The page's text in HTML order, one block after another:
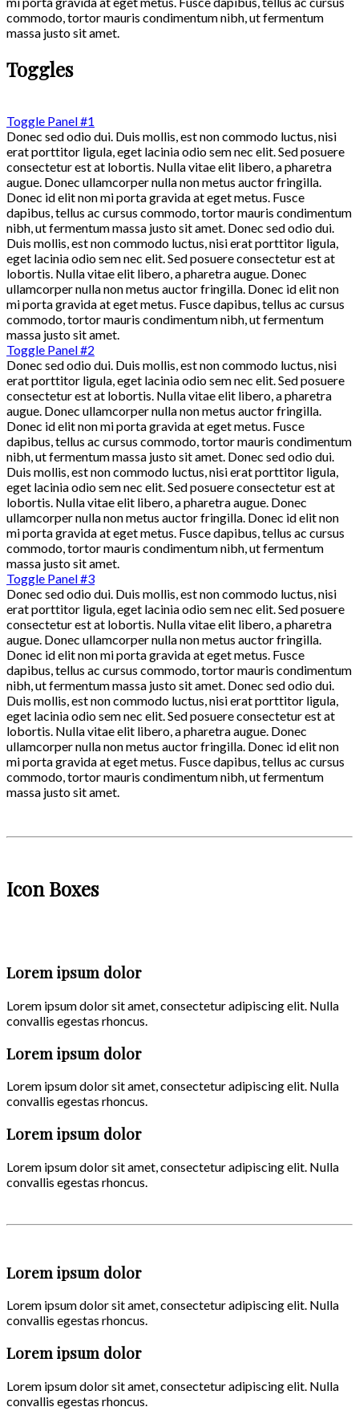
commodo, tortor mauris condimentum nibh, ut fermentum
massa justo sit amet.
Toggles
Toggle Panel #1
Donec sed odio dui. Duis mollis, est non commodo luctus, nisi
erat porttitor ligula, eget lacinia odio sem nec elit. Sed posuere
consectetur est at lobortis. Nulla vitae elit libero, a pharetra
augue. Donec ullamcorper nulla non metus auctor fringilla.
Donec id elit non mi porta gravida at eget metus. Fusce
dapibus, tellus ac cursus commodo, tortor mauris condimentum
nibh, ut fermentum massa justo sit amet. Donec sed odio dui.
Duis mollis, est non commodo luctus, nisi erat porttitor ligula,
eget lacinia odio sem nec elit. Sed posuere consectetur est at
lobortis. Nulla vitae elit libero, a pharetra augue. Donec
ullamcorper nulla non metus auctor fringilla. Donec id elit non
mi porta gravida at eget metus. Fusce dapibus, tellus ac cursus
commodo, tortor mauris condimentum nibh, ut fermentum
massa justo sit amet.
Toggle Panel #2
Donec sed odio dui. Duis mollis, est non commodo luctus, nisi
erat porttitor ligula, eget lacinia odio sem nec elit. Sed posuere
consectetur est at lobortis. Nulla vitae elit libero, a pharetra
augue. Donec ullamcorper nulla non metus auctor fringilla.
Donec id elit non mi porta gravida at eget metus. Fusce
dapibus, tellus ac cursus commodo, tortor mauris condimentum
nibh, ut fermentum massa justo sit amet. Donec sed odio dui.
Duis mollis, est non commodo luctus, nisi erat porttitor ligula,
eget lacinia odio sem nec elit. Sed posuere consectetur est at
lobortis. Nulla vitae elit libero, a pharetra augue. Donec
ullamcorper nulla non metus auctor fringilla. Donec id elit non
mi porta gravida at eget metus. Fusce dapibus, tellus ac cursus
commodo, tortor mauris condimentum nibh, ut fermentum
massa justo sit amet.
Toggle Panel #3
Donec sed odio dui. Duis mollis, est non commodo luctus, nisi
erat porttitor ligula, eget lacinia odio sem nec elit. Sed posuere
consectetur est at lobortis. Nulla vitae elit libero, a pharetra
augue. Donec ullamcorper nulla non metus auctor fringilla.
Donec id elit non mi porta gravida at eget metus. Fusce
dapibus, tellus ac cursus commodo, tortor mauris condimentum
nibh, ut fermentum massa justo sit amet. Donec sed odio dui.
Duis mollis, est non commodo luctus, nisi erat porttitor ligula,
eget lacinia odio sem nec elit. Sed posuere consectetur est at
lobortis. Nulla vitae elit libero, a pharetra augue. Donec
ullamcorper nulla non metus auctor fringilla. Donec id elit non
mi porta gravida at eget metus. Fusce dapibus, tellus ac cursus
commodo, tortor mauris condimentum nibh, ut fermentum
massa justo sit amet.
Icon Boxes
Lorem ipsum dolor
Lorem ipsum dolor sit amet, consectetur adipiscing elit. Nulla
convallis egestas rhoncus.
Lorem ipsum dolor
Lorem ipsum dolor sit amet, consectetur adipiscing elit. Nulla
convallis egestas rhoncus.
Lorem ipsum dolor
Lorem ipsum dolor sit amet, consectetur adipiscing elit. Nulla
convallis egestas rhoncus.
Lorem ipsum dolor
Lorem ipsum dolor sit amet, consectetur adipiscing elit. Nulla
convallis egestas rhoncus.
Lorem ipsum dolor
Lorem ipsum dolor sit amet, consectetur adipiscing elit. Nulla
convallis egestas rhoncus.